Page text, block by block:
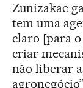
Zunizakae
tem uma
claro [para
criar
não liberar